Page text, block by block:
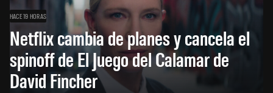
HACE 19 HORAS
Netflix cambia de planes y cancela el
spinoff de El Juego del Calamar de
David Fincher